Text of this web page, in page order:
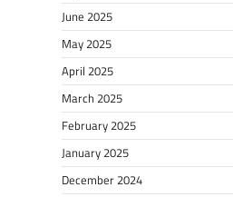
June 2025
May 2025
April 2025
March 2025
February 2025
January 2025
December 2024